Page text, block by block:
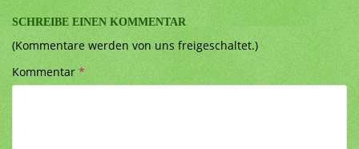
SCHREIBE EINEN KOMMENTAR
(Kommentare werden von uns freigeschaltet.)
Kommentar*